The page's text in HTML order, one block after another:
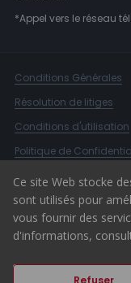
*Appel vers le réseau
Conditions Générales
Résolution de litiges
Conditions d'utilisation
Politique de
Livre de Réclamations
Canal d'alerte
© 2026 ERA Portugal
Ce site Web stocke
sont utilisés pour
vous fournir des
d'informations,
Refuser